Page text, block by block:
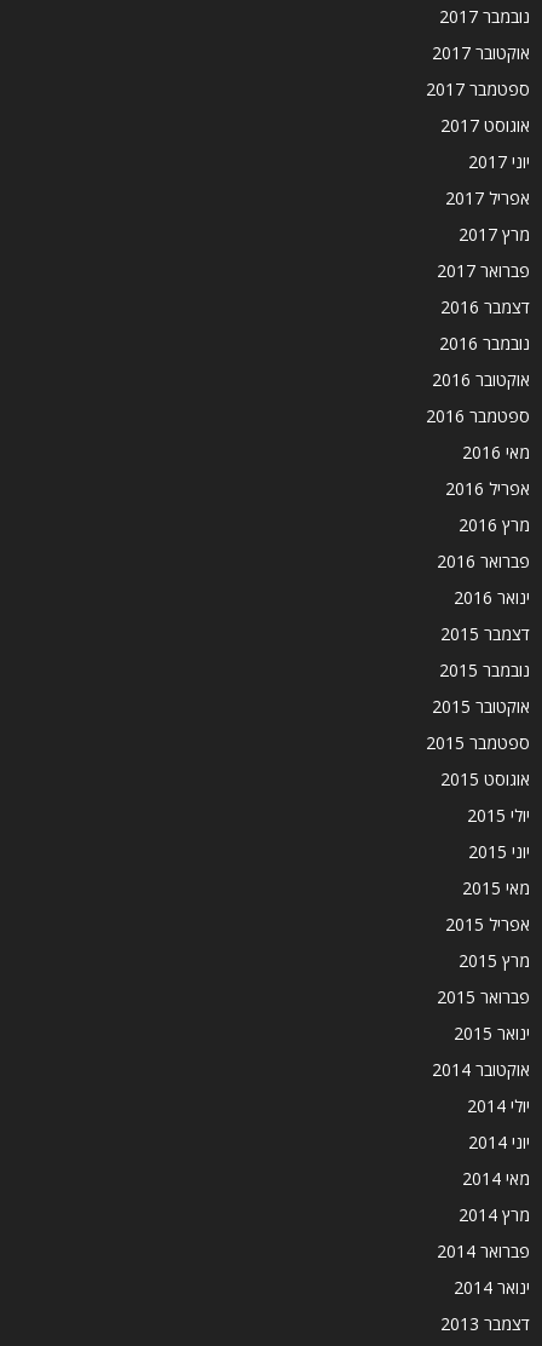
נובמבר 2017
אוקטובר 2017
ספטמבר 2017
אוגוסט 2017
יוני 2017
אפריל 2017
מרץ 2017
פברואר 2017
דצמבר 2016
נובמבר 2016
אוקטובר 2016
ספטמבר 2016
מאי 2016
אפריל 2016
מרץ 2016
פברואר 2016
ינואר 2016
דצמבר 2015
נובמבר 2015
אוקטובר 2015
ספטמבר 2015
אוגוסט 2015
יולי 2015
יוני 2015
מאי 2015
אפריל 2015
מרץ 2015
פברואר 2015
ינואר 2015
אוקטובר 2014
יולי 2014
יוני 2014
מאי 2014
מרץ 2014
פברואר 2014
ינואר 2014
דצמבר 2013